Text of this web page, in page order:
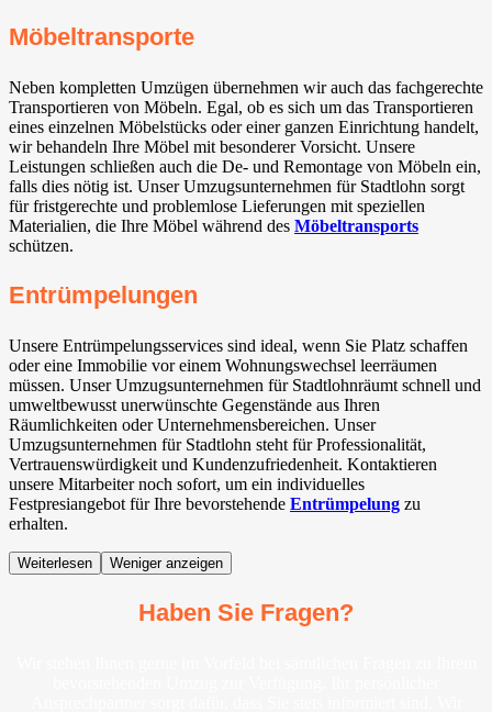
Möbeltransporte
Neben kompletten Umzügen übernehmen wir auch das fachgerechte
Transportieren von Möbeln. Egal, ob es sich um das Transportieren
eines einzelnen Möbelstücks oder einer ganzen Einrichtung handelt,
wir behandeln Ihre Möbel mit besonderer Vorsicht. Unsere
Leistungen schließen auch die De- und Remontage von Möbeln ein,
falls dies nötig ist. Unser Umzugsunternehmen für Stadtlohn sorgt
für fristgerechte und problemlose Lieferungen mit speziellen
Materialien, die Ihre Möbel während des Möbeltransports
schützen.
Entrümpelungen
Unsere Entrümpelungsservices sind ideal, wenn Sie Platz schaffen
oder eine Immobilie vor einem Wohnungswechsel leerräumen
müssen. Unser Umzugsunternehmen für Stadtlohnräumt schnell und
umweltbewusst unerwünschte Gegenstände aus Ihren
Räumlichkeiten oder Unternehmensbereichen. Unser
Umzugsunternehmen für Stadtlohn steht für Professionalität,
Vertrauenswürdigkeit und Kundenzufriedenheit. Kontaktieren
unsere Mitarbeiter noch sofort, um ein individuelles
Festpresiangebot für Ihre bevorstehende Entrümpelung zu
erhalten.
Weiterlesen Weniger anzeigen
Haben Sie Fragen?